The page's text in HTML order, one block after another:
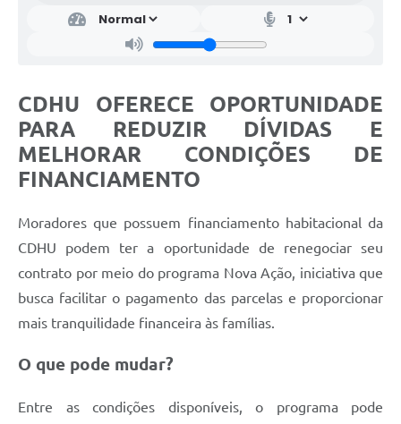
CDHU OFERECE OPORTUNIDADE
PARA REDUZIR DÍVIDAS E
MELHORAR CONDIÇÕES DE
FINANCIAMENTO
Moradores que possuem financiamento habitacional da
CDHU podem ter a oportunidade de renegociar seu
contrato por meio do programa Nova Ação, iniciativa que
busca facilitar o pagamento das parcelas e proporcionar
mais tranquilidade financeira às famílias.
O que pode mudar?
Entre as condições disponíveis, o programa pode